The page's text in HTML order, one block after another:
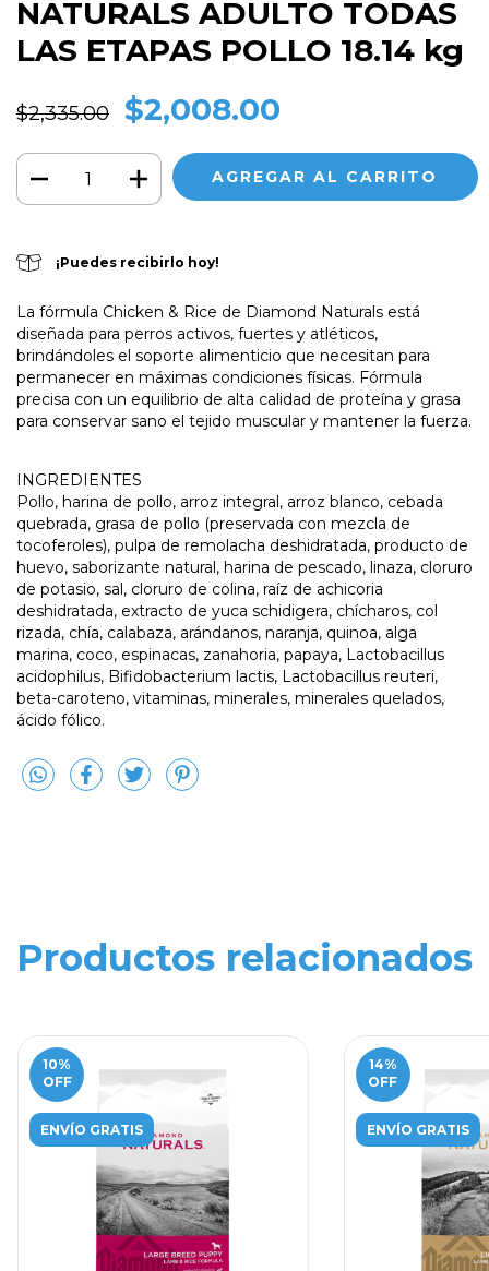
NATURALS ADULTO TODAS
LAS ETAPAS POLLO 18.14 kg
$2,335.00 $2,008.00
¡Puedes recibirlo hoy!
La fórmula Chicken & Rice de Diamond Naturals está
diseñada para perros activos, fuertes y atléticos,
brindándoles el soporte alimenticio que necesitan para
permanecer en máximas condiciones físicas. Fórmula
precisa con un equilibrio de alta calidad de proteína y grasa
para conservar sano el tejido muscular y mantener la fuerza.
INGREDIENTES
Pollo, harina de pollo, arroz integral, arroz blanco, cebada
quebrada, grasa de pollo (preservada con mezcla de
tocoferoles), pulpa de remolacha deshidratada, producto de
huevo, saborizante natural, harina de pescado, linaza, cloruro
de potasio, sal, cloruro de colina, raíz de achicoria
deshidratada, extracto de yuca schidigera, chícharos, col
rizada, chía, calabaza, arándanos, naranja, quinoa, alga
marina, coco, espinacas, zanahoria, papaya, Lactobacillus
acidophilus, Bifidobacterium lactis, Lactobacillus reuteri,
beta-caroteno, vitaminas, minerales, minerales quelados,
ácido fólico.
Productos relacionados
10%
OFF
ENVÍO GRATIS
14%
OFF
ENVÍO GRATIS